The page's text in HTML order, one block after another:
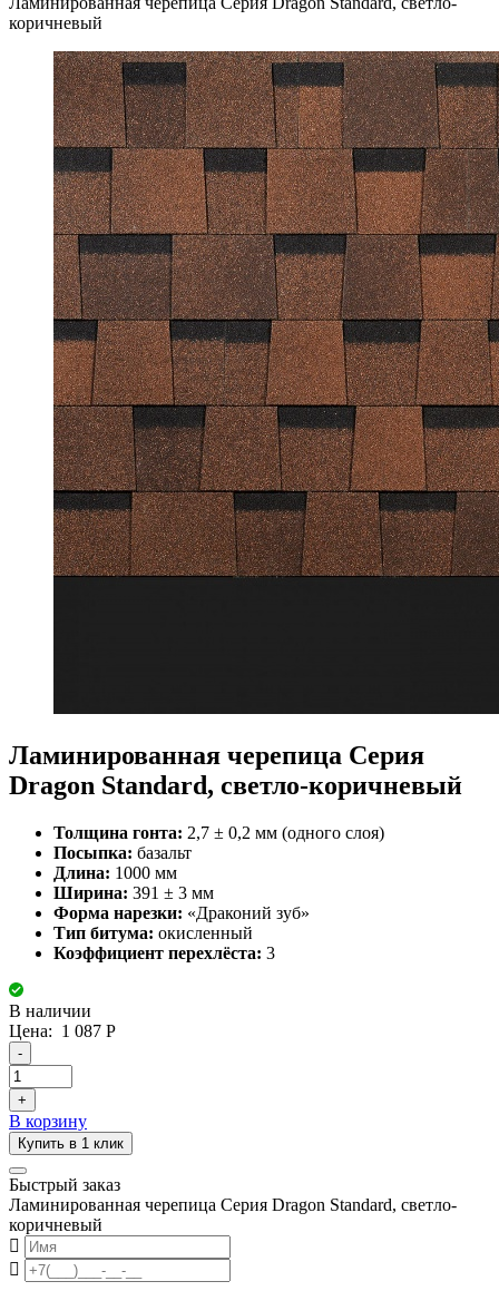
коричневый
Ламинированная черепица Серия
Dragon Standard, светло-коричневый
Толщина гонта: 2,7 ± 0,2 мм (одного слоя)
Посыпка: базальт
Длина: 1000 мм
Ширина: 391 ± 3 мм
Форма нарезки: «Драконий зуб»
Тип битума: окисленный
Коэффициент перехлёста: 3
В наличии
Цена: 1 087 Р
-
+
В корзину
Купить в 1 клик
Быстрый заказ
Ламинированная черепица Серия Dragon Standard, светло-
коричневый